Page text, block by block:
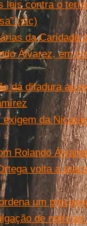
leis contra o
(sic)
da Caridade
Álvarez, em
da ditadura ao
da
Rolando
volta a
um
de